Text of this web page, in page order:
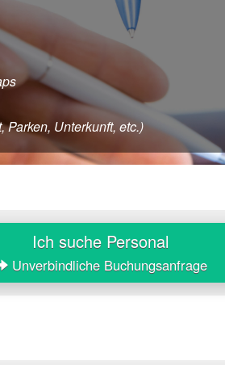
Parken, Unterkunft, etc.)
Ich suche Personal
Unverbindliche Buchungsanfrage